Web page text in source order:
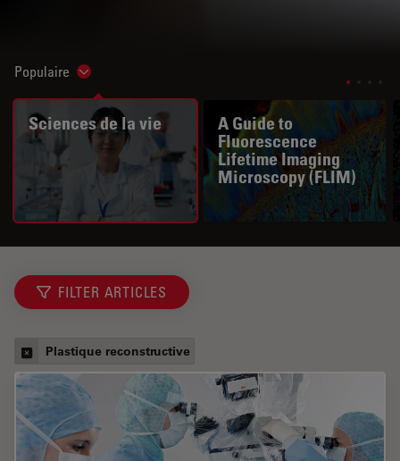
Populaire Show subnavigation
Sciences de la vie
A Guide to
Fluorescence
Lifetime Imaging
Microscopy (FLIM)
FILTER ARTICLES
Plastique reconstructive